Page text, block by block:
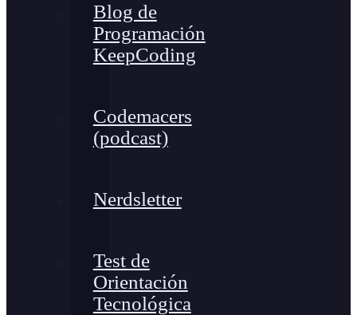
Blog de
Programación
KeepCoding
Codemacers
(podcast)
Nerdsletter
Test de
Orientación
Tecnológica